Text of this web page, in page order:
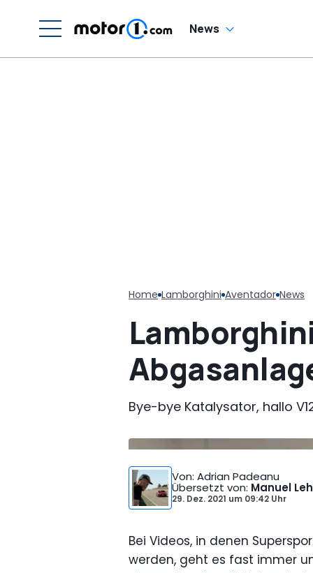
News
Home Lamborghini Aventador News
Bye-bye Katalysator, hallo
Von: Adrian Padeanu
Übersetzt von: Manuel
29. Dez. 2021 um 09:42 Uhr
Bei Videos, in denen
werden, geht es fast immer